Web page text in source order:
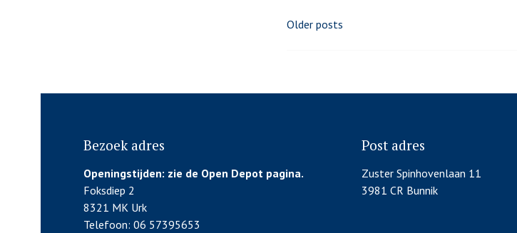
Posts
Older posts
Bezoek adres
Openingstijden: zie de Open Depot pagina.
Foksdiep 2
8321 MK Urk
Telefoon: 06 57395653
Post adres
Zuster Spinhovenlaan 11
3981 CR Bunnik